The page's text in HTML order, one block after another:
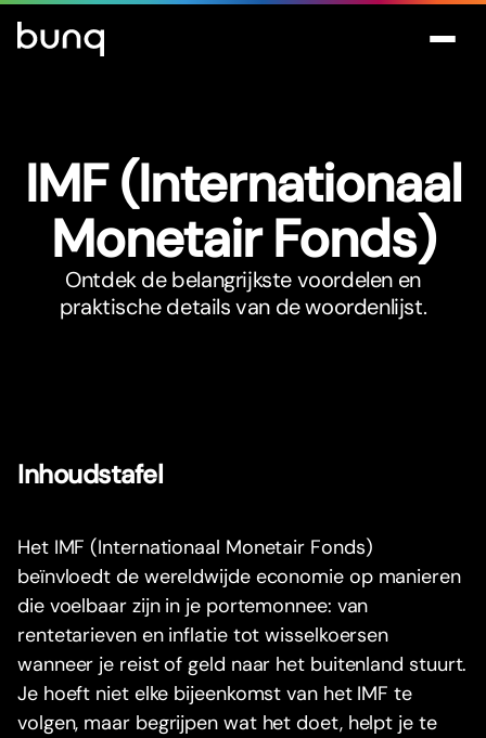
IMF (Internationaal
Monetair Fonds)
Ontdek de belangrijkste voordelen en
praktische details van de woordenlijst.
Inhoudstafel
Het IMF (Internationaal Monetair Fonds)
beïnvloedt de wereldwijde economie op manieren
die voelbaar zijn in je portemonnee: van
rentetarieven en inflatie tot wisselkoersen
wanneer je reist of geld naar het buitenland stuurt.
Je hoeft niet elke bijeenkomst van het IMF te
volgen, maar begrijpen wat het doet, helpt je te